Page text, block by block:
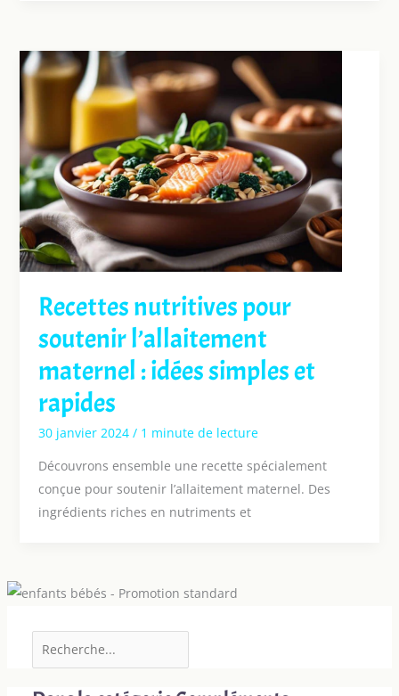
Recettes nutritives pour
soutenir l’allaitement
maternel : idées simples et
rapides
30 janvier 2024 / 1 minute de lecture
Découvrons ensemble une recette spécialement
conçue pour soutenir l’allaitement maternel. Des
ingrédients riches en nutriments et